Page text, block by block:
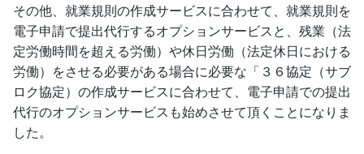
その他、就業規則の作成サービスに合わせて、就業規則を
電子申請で提出代行するオプションサービスと、残業（法
定労働時間を超える労働）や休日労働（法定休日における
労働）をさせる必要がある場合に必要な「３６協定（サブ
ロク協定）の作成サービスに合わせて、電子申請での提出
代行のオプションサービスも始めさせて頂くことになりま
した。